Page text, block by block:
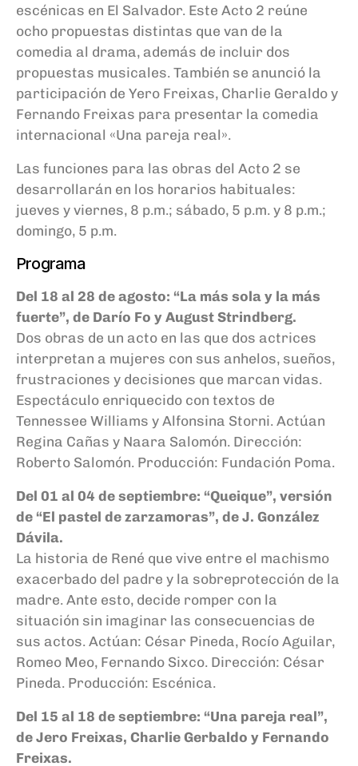
escénicas en El Salvador. Este Acto 2 reúne
ocho propuestas distintas que van de la
comedia al drama, además de incluir dos
propuestas musicales. También se anunció la
participación de Yero Freixas, Charlie Geraldo y
Fernando Freixas para presentar la comedia
internacional «Una pareja real».
Las funciones para las obras del Acto 2 se
desarrollarán en los horarios habituales:
jueves y viernes, 8 p.m.; sábado, 5 p.m. y 8 p.m.;
domingo, 5 p.m.
Programa
Del 18 al 28 de agosto: “La más sola y la más
fuerte”, de Darío Fo y August Strindberg.
Dos obras de un acto en las que dos actrices
interpretan a mujeres con sus anhelos, sueños,
frustraciones y decisiones que marcan vidas.
Espectáculo enriquecido con textos de
Tennessee Williams y Alfonsina Storni. Actúan
Regina Cañas y Naara Salomón. Dirección:
Roberto Salomón. Producción: Fundación Poma.
Del 01 al 04 de septiembre: “Queique”, versión
de “El pastel de zarzamoras”, de J. González
Dávila.
La historia de René que vive entre el machismo
exacerbado del padre y la sobreprotección de la
madre. Ante esto, decide romper con la
situación sin imaginar las consecuencias de
sus actos. Actúan: César Pineda, Rocío Aguilar,
Romeo Meo, Fernando Sixco. Dirección: César
Pineda. Producción: Escénica.
Del 15 al 18 de septiembre: “Una pareja real”,
de Jero Freixas, Charlie Gerbaldo y Fernando
Freixas.